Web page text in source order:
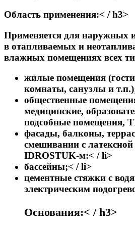
Область применения:< / h3>
Применяется для наружных
в отапливаемых и
влажных помещениях всех
жилые помещения
комнаты, санузлы и
общественные
медицинские,
подсобные помещения,
фасады, балконы,
смешивании с
IDROSTUK-м:< / li>
бассейны;< / li>
цементные стяжки с
электрическим
Основания:< / h3>